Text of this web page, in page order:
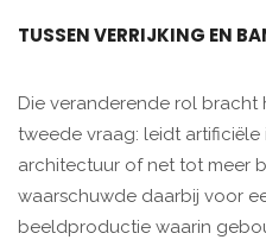
TUSSEN VERRIJKING EN
Die veranderende rol bracht
tweede vraag: leidt
architectuur of net tot meer
waarschuwde daarbij voor
beeldproductie waarin